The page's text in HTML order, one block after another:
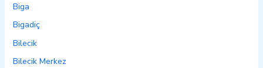
Biga
Bigadiç
Bilecik
Bilecik Merkez